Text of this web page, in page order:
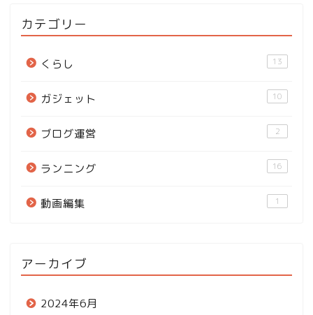
カテゴリー
くらし 13
ガジェット 10
ブログ運営 2
ランニング 16
動画編集 1
アーカイブ
2024年6月